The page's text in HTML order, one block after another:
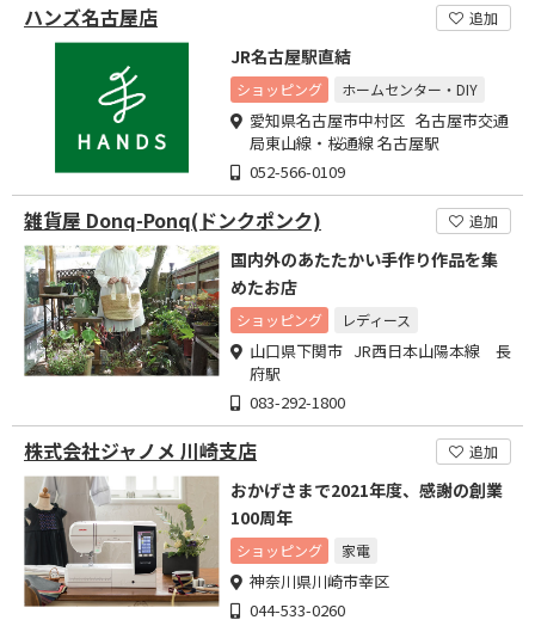
ハンズ名古屋店 追加
JR名古屋駅直結
ショッピング ホームセンター・DIY
愛知県名古屋市中村区 名古屋市交通
局東山線・桜通線 名古屋駅
052-566-0109
雑貨屋 Donq-Ponq(ドンクポンク) 追加
国内外のあたたかい手作り作品を集
めたお店
ショッピング レディース
山口県下関市 JR西日本山陽本線 長
府駅
083-292-1800
株式会社ジャノメ 川崎支店 追加
おかげさまで2021年度、感謝の創業
100周年
ショッピング 家電
神奈川県川崎市幸区
044-533-0260